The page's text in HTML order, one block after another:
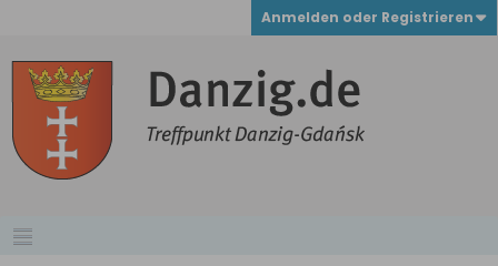
Anmelden oder Registrieren